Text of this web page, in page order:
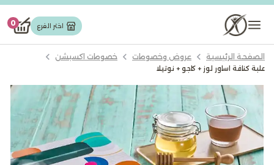
اختر الفرع 0 تورت وجاتوه
مخبوزات
حلويات شرقیة
شوكولاته
الصفحة الرئيسية عروض وخصومات خصومات اكسبشن
علبة كنافة اساور لوز + كاجو + نوتيلا